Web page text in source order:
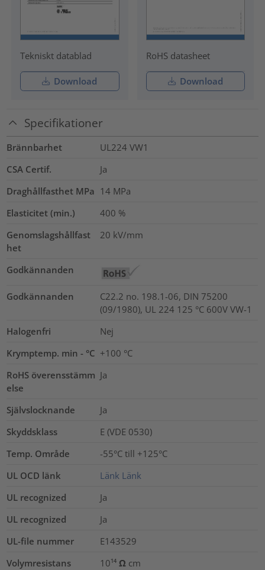
Tekniskt datablad
Download
RoHS datasheet
Download
Specifikationer
Brännbarhet
UL224 VW1
CSA Certif.
Ja
Draghållfasthet MPa 14 MPa
Elasticitet (min.)
400 %
Genomslagshållfast
het
20 kV/mm
Godkännanden
Godkännanden
C22.2 no. 198.1-06, DIN 75200
(09/1980), UL 224 125 °C 600V VW-1
Halogenfri
Nej
Krymptemp. min - °C +100 °C
RoHS överensstämm
else
Ja
Självslocknande
Ja
Skyddsklass
E (VDE 0530)
Temp. Område
-55°C till +125°C
UL OCD länk
Länk Länk
UL recognized
Ja
UL recognized
Ja
UL-file nummer
E143529
Volymresistans
10¹⁴ Ω cm